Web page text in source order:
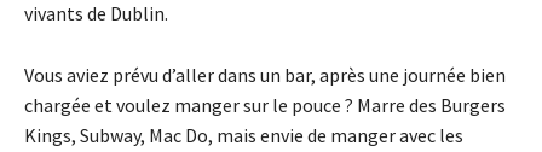
vivants de Dublin.
Vous aviez prévu d’aller dans un bar, après une journée bien
chargée et voulez manger sur le pouce ? Marre des Burgers
Kings, Subway, Mac Do, mais envie de manger avec les